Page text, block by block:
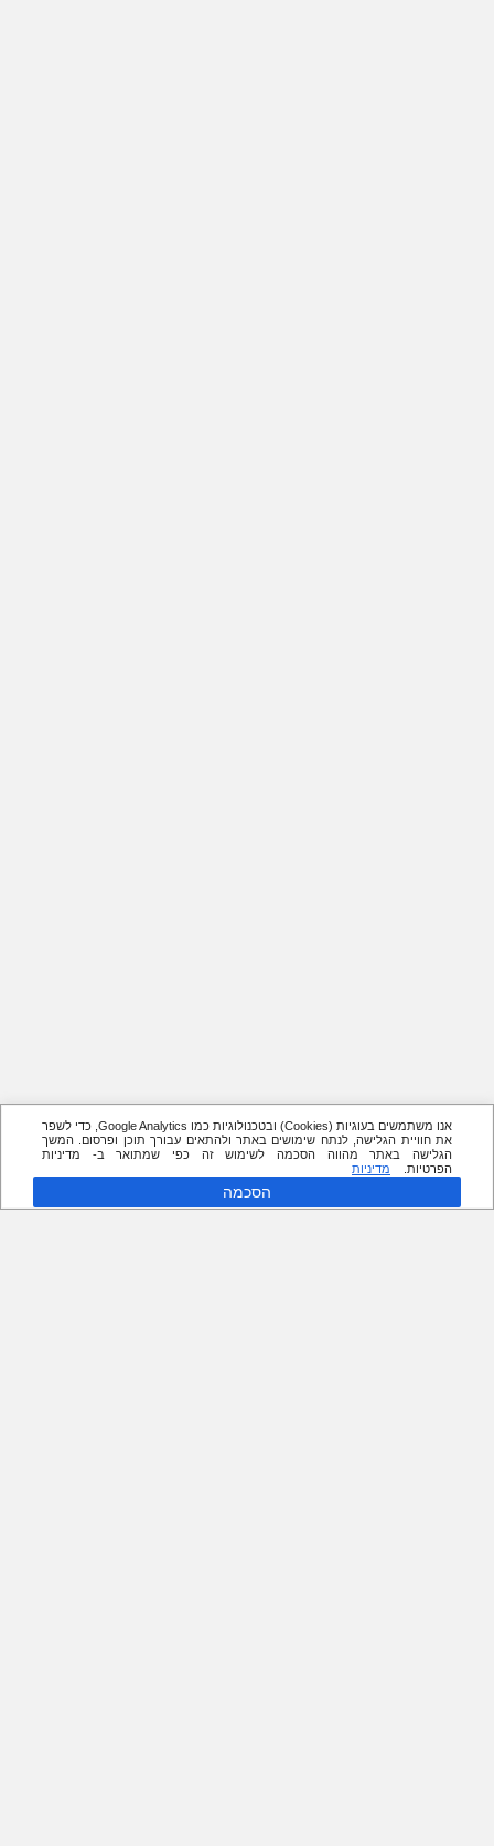
אנו משתמשים בעוגיות (Cookies) ובטכנולוגיות כמו Google Analytics, כדי לשפר
את חוויית הגלישה, לנתח שימושים באתר ולהתאים עבורך תוכן ופרסום. המשך
הגלישה באתר מהווה הסכמה לשימוש זה כפי שמתואר ב- מדיניות
הפרטיות.
מדיניות
הסכמה